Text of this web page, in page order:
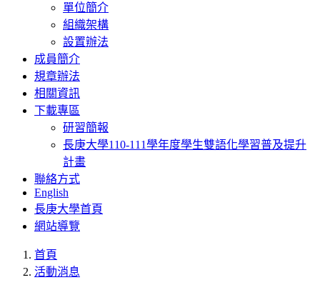
單位簡介
組織架構
設置辦法
成員簡介
規章辦法
相關資訊
下載專區
研習簡報
長庚大學110-111學年度學生雙語化學習普及提升
計畫
聯絡方式
English
長庚大學首頁
網站導覽
首頁
活動消息